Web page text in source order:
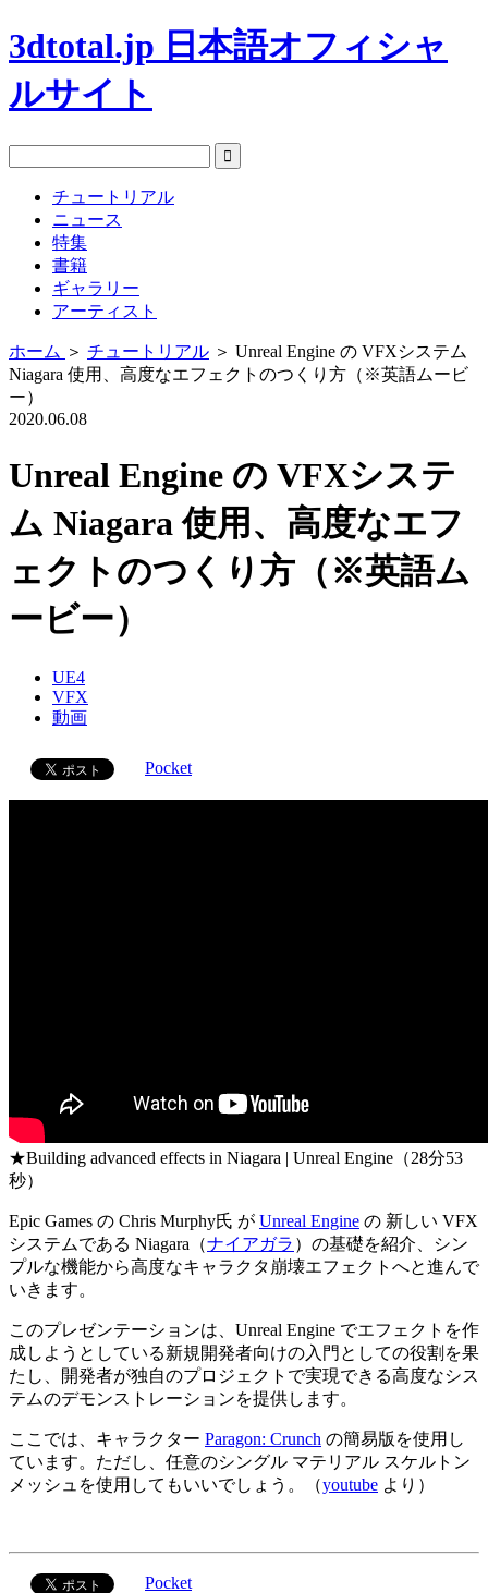
3dtotal.jp 日本語オフィシャ
ルサイト
チュートリアル
ニュース
特集
書籍
ギャラリー
アーティスト
ホーム ＞ チュートリアル ＞ Unreal Engine の VFXシステム
Niagara 使用、高度なエフェクトのつくり方（※英語ムービ
ー）
2020.06.08
Unreal Engine の VFXシステ
ム Niagara 使用、高度なエフ
ェクトのつくり方（※英語ム
ービー）
UE4
VFX
動画
Pocket
★Building advanced effects in Niagara | Unreal Engine（28分53
秒）
Epic Games の Chris Murphy氏 が Unreal Engine の 新しい VFX
システムである Niagara（ナイアガラ ）の基礎を紹介、シン
プルな機能から高度なキャラクタ崩壊エフェクトへと進んで
いきます。
このプレゼンテーションは、Unreal Engine でエフェクトを作
成しようとしている新規開発者向けの入門としての役割を果
たし、開発者が独自のプロジェクトで実現できる高度なシス
テムのデモンストレーションを提供します。
ここでは、キャラクター Paragon: Crunch の簡易版を使用し
ています。ただし、任意のシングル マテリアル スケルトン
メッシュを使用してもいいでしょう。（youtube より）
Pocket